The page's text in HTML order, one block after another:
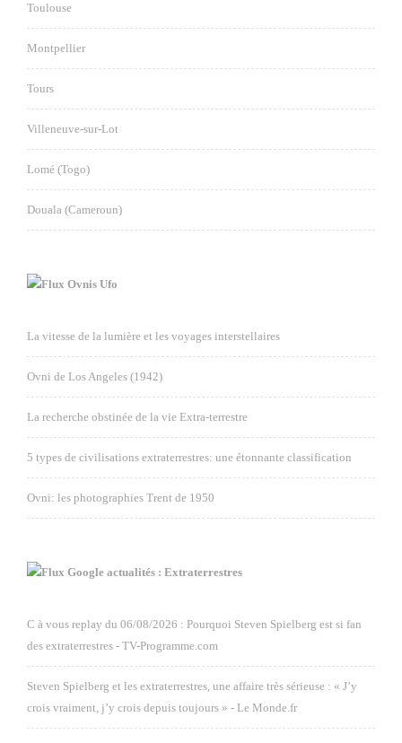
Toulouse
Montpellier
Tours
Villeneuve-sur-Lot
Lomé (Togo)
Douala (Cameroun)
Ovnis Ufo
La vitesse de la lumière et les voyages interstellaires
Ovni de Los Angeles (1942)
La recherche obstinée de la vie Extra-terrestre
5 types de civilisations extraterrestres: une étonnante classification
Ovni: les photographies Trent de 1950
Google actualités : Extraterrestres
C à vous replay du 06/08/2026 : Pourquoi Steven Spielberg est si fan
des extraterrestres - TV-Programme.com
Steven Spielberg et les extraterrestres, une affaire très sérieuse : « J’y
crois vraiment, j’y crois depuis toujours » - Le Monde.fr